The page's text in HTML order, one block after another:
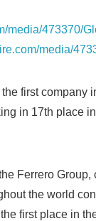
media/473370/
media/
first company
in 17th place
Ferrero
the world
first place in